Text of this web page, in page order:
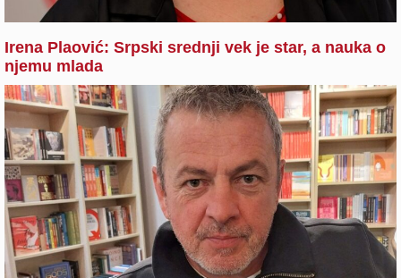
Irena Plaović: Srpski srednji vek je star, a nauka o
njemu mlada